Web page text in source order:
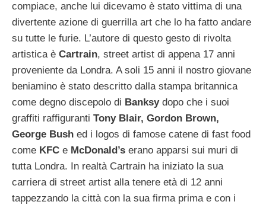
compiace, anche lui dicevamo è stato vittima di una
divertente azione di guerrilla art che lo ha fatto andare
su tutte le furie. L’autore di questo gesto di rivolta
artistica è Cartrain, street artist di appena 17 anni
proveniente da Londra. A soli 15 anni il nostro giovane
beniamino è stato descritto dalla stampa britannica
come degno discepolo di Banksydopo che i suoi
graffiti raffiguranti Tony Blair, Gordon Brown,
George Bush ed i logos di famose catene di fast food
come KFC e McDonald’s erano apparsi sui muri di
tutta Londra. In realtà Cartrain ha iniziato la sua
carriera di street artist alla tenere età di 12 anni
tappezzando la città con la sua firma prima e con i